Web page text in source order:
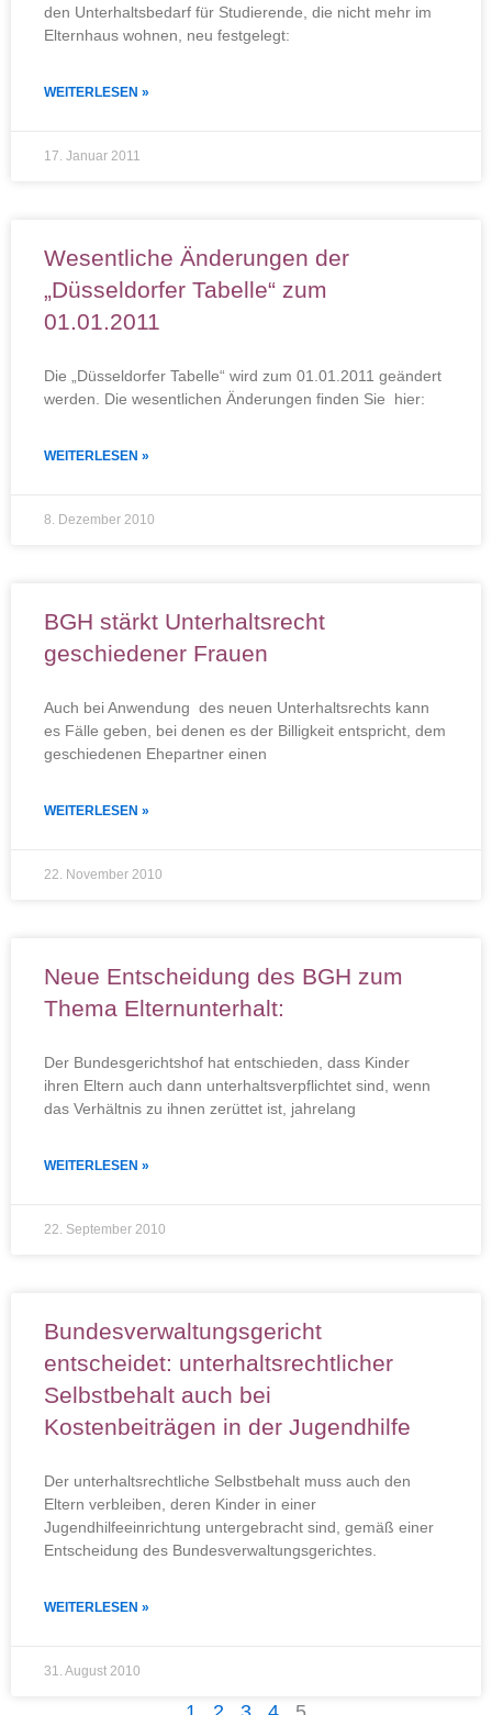
den Unterhaltsbedarf für Studierende, die nicht mehr im
Elternhaus wohnen, neu festgelegt:
WEITERLESEN »
17. Januar 2011
Wesentliche Änderungen der
„Düsseldorfer Tabelle“ zum
01.01.2011
Die „Düsseldorfer Tabelle“ wird zum 01.01.2011 geändert
werden. Die wesentlichen Änderungen finden Sie hier:
WEITERLESEN »
8. Dezember 2010
BGH stärkt Unterhaltsrecht
geschiedener Frauen
Auch bei Anwendung des neuen Unterhaltsrechts kann
es Fälle geben, bei denen es der Billigkeit entspricht, dem
geschiedenen Ehepartner einen
WEITERLESEN »
22. November 2010
Neue Entscheidung des BGH zum
Thema Elternunterhalt:
Der Bundesgerichtshof hat entschieden, dass Kinder
ihren Eltern auch dann unterhaltsverpflichtet sind, wenn
das Verhältnis zu ihnen zerüttet ist, jahrelang
WEITERLESEN »
22. September 2010
Bundesverwaltungsgericht
entscheidet: unterhaltsrechtlicher
Selbstbehalt auch bei
Kostenbeiträgen in der Jugendhilfe
Der unterhaltsrechtliche Selbstbehalt muss auch den
Eltern verbleiben, deren Kinder in einer
Jugendhilfeeinrichtung untergebracht sind, gemäß einer
Entscheidung des Bundesverwaltungsgerichtes.
WEITERLESEN »
31. August 2010